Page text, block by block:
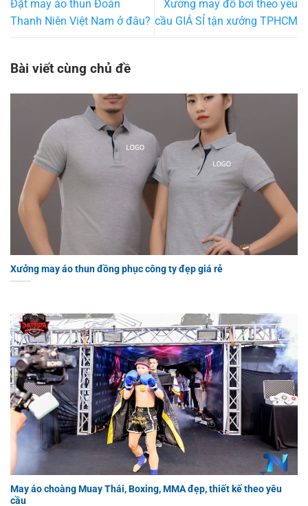
Đặt may áo thun Đoàn
Thanh Niên Việt Nam ở đâu?
Xưởng may đồ bơi theo yêu
cầu GIÁ SỈ tận xưởng TPHCM
Bài viết cùng chủ đề
Xưởng may áo thun đồng phục công ty đẹp giá rẻ
May áo choàng Muay Thái, Boxing, MMA đẹp, thiết kế theo yêu
cầu